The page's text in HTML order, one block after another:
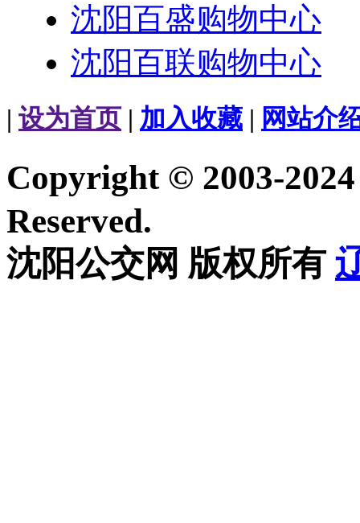
沈阳百盛购物中心
沈阳百联购物中心
| 设为首页 | 加入收藏 | 网站介
Copyright © 2003-
Reserved.
沈阳公交网 版权所有